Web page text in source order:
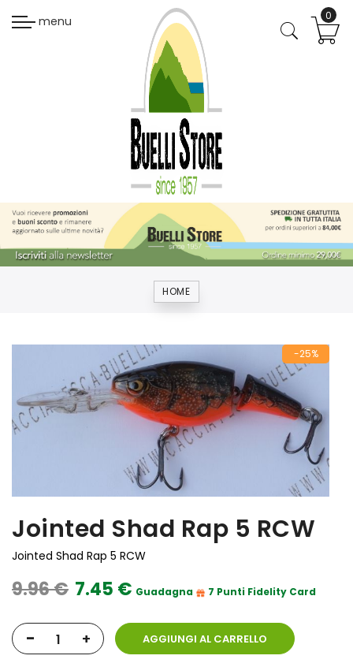
menu
HOME
-25%
Jointed Shad Rap 5 RCW
Jointed Shad Rap 5 RCW
7.45 € Guadagna 7 Punti Fidelity Card
9.96 €
- + AGGIUNGI AL CARRELLO